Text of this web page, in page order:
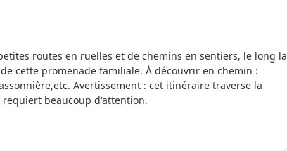
routes en ruelles et de chemins en sentiers, le long la
cette promenade familiale. À découvrir en chemin :
Avertissement : cet itinéraire traverse la
beaucoup d'attention.